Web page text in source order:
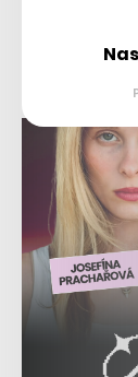
nedávno